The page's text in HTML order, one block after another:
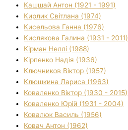
Кашшай Антон (1921 - 1991)
Кирлик Світлана (1974)
Кисельова Ганна (1976)
Кислякова Галина (1931 - 2011)
Кірман Неллі (1988)
Кірпенко Надія (1936)
Ключников Віктор (1957)
Клюшкина Лариса (1963)
Коваленко Віктор (1930 - 2015)
Коваленко Юрій (1931 - 2004)
Ковалюк Василь (1956)
Ковач Антон (1962)